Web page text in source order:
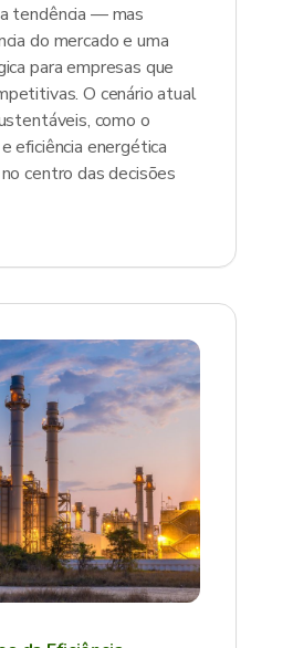
tendência — mas
do mercado e uma
para empresas que
O cenário atual
como o
eficiência energética
centro das decisões